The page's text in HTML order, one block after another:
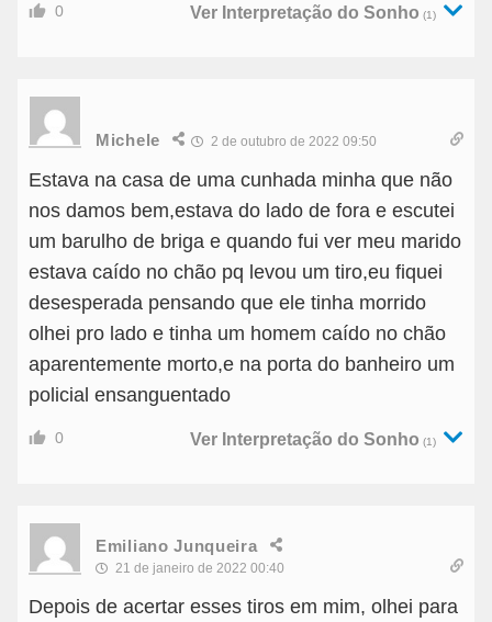
0 Ver Interpretação do Sonho (1)
Michele 2 de outubro de 2022 09:50
Estava na casa de uma cunhada minha que não
nos damos bem,estava do lado de fora e escutei
um barulho de briga e quando fui ver meu marido
estava caído no chão pq levou um tiro,eu fiquei
desesperada pensando que ele tinha morrido
olhei pro lado e tinha um homem caído no chão
aparentemente morto,e na porta do banheiro um
policial ensanguentado
0 Ver Interpretação do Sonho (1)
Emiliano Junqueira
21 de janeiro de 2022 00:40
Depois de acertar esses tiros em mim, olhei para